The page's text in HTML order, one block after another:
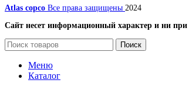
Atlas copco Все права защищены 2024
Сайт несет информационный характер и ни при
Поиск
Меню
Каталог